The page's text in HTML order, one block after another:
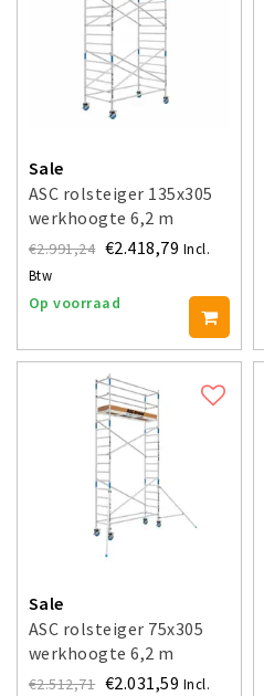
Sale
ASC rolsteiger 135x305
werkhoogte 6,2 m
€2.991,24 €2.418,79 Incl.
Btw
Op voorraad
Sale
ASC rolsteiger 75x305
werkhoogte 6,2 m
€2.512,71 €2.031,59 Incl.